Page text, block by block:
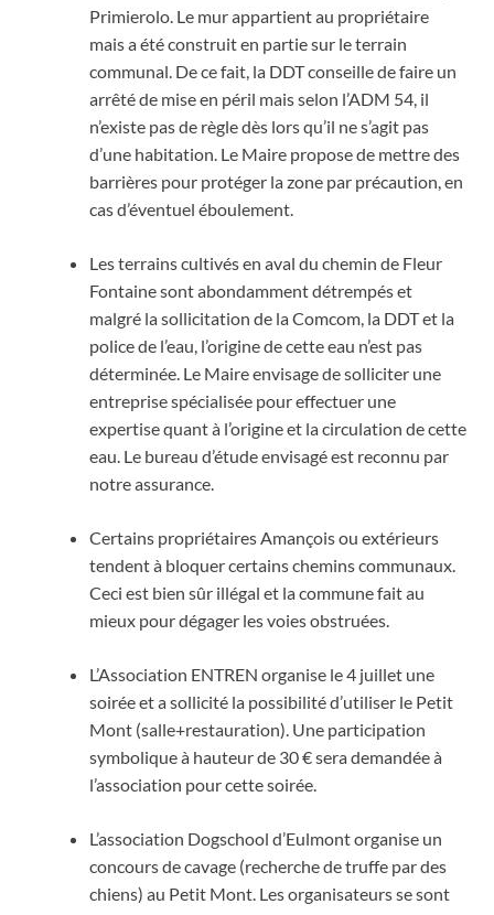
Primierolo. Le mur appartient au propriétaire
mais a été construit en partie sur le terrain
communal. De ce fait, la DDT conseille de faire un
arrêté de mise en péril mais selon l’ADM 54, il
n’existe pas de règle dès lors qu’il ne s’agit pas
d’une habitation. Le Maire propose de mettre des
barrières pour protéger la zone par précaution, en
cas d’éventuel éboulement.
Les terrains cultivés en aval du chemin de Fleur
Fontaine sont abondamment détrempés et
malgré la sollicitation de la Comcom, la DDT et la
police de l’eau, l’origine de cette eau n’est pas
déterminée. Le Maire envisage de solliciter une
entreprise spécialisée pour effectuer une
expertise quant à l’origine et la circulation de cette
eau. Le bureau d’étude envisagé est reconnu par
notre assurance.
Certains propriétaires Amançois ou extérieurs
tendent à bloquer certains chemins communaux.
Ceci est bien sûr illégal et la commune fait au
mieux pour dégager les voies obstruées.
L’Association ENTREN organise le 4 juillet une
soirée et a sollicité la possibilité d’utiliser le Petit
Mont (salle+restauration). Une participation
symbolique à hauteur de 30 € sera demandée à
l’association pour cette soirée.
L’association Dogschool d’Eulmont organise un
concours de cavage (recherche de truffe par des
chiens) au Petit Mont. Les organisateurs se sont